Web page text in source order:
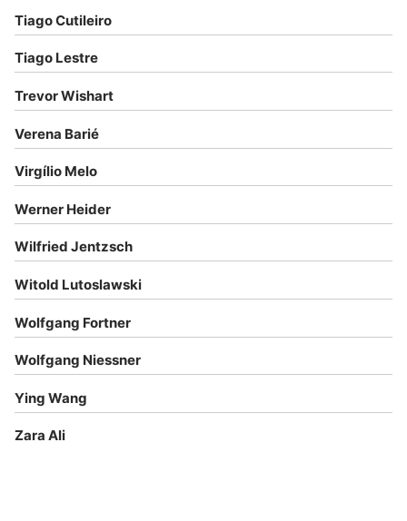
Tiago Cutileiro
Tiago Lestre
Trevor Wishart
Verena Barié
Virgílio Melo
Werner Heider
Wilfried Jentzsch
Witold Lutoslawski
Wolfgang Fortner
Wolfgang Niessner
Ying Wang
Zara Ali